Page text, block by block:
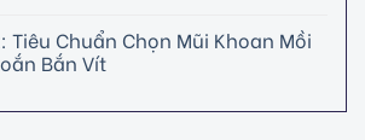
Tiêu Chuẩn Chọn Mũi Khoan Mồi
Bắn Vít